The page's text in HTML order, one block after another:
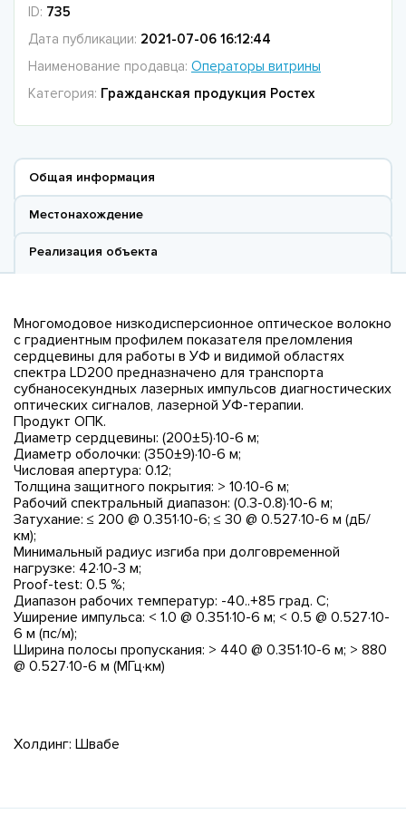
ID: 735
Дата публикации: 2021-07-06 16:12:44
Наименование продавца: Операторы витрины
Категория: Гражданская продукция Ростех
Общая информация
Местонахождение
Реализация объекта
Многомодовое низкодисперсионное оптическое волокно
с градиентным профилем показателя преломления
сердцевины для работы в УФ и видимой областях
спектра LD200 предназначено для транспорта
субнаносекундных лазерных импульсов диагностических
оптических сигналов, лазерной УФ-терапии.
Продукт ОПК.
Диаметр сердцевины: (200±5)·10-6 м;
Диаметр оболочки: (350±9)·10-6 м;
Числовая апертура: 0.12;
Толщина защитного покрытия: > 10·10-6 м;
Рабочий спектральный диапазон: (0.3-0.8)·10-6 м;
Затухание: ≤ 200 @ 0.351·10-6; ≤ 30 @ 0.527·10-6 м (дБ/
км);
Минимальный радиус изгиба при долговременной
нагрузке: 42·10-3 м;
Proof-test: 0.5 %;
Диапазон рабочих температур: -40..+85 град. С;
Уширение импульса: < 1.0 @ 0.351·10-6 м; < 0.5 @ 0.527·10-
6 м (пс/м);
Ширина полосы пропускания: > 440 @ 0.351·10-6 м; > 880
@ 0.527·10-6 м (МГц·км)
Холдинг: Швабе